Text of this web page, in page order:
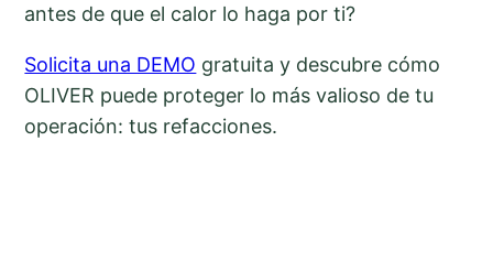
antes de que el calor lo haga por ti?
Solicita una DEMO gratuita y descubre cómo
OLIVER puede proteger lo más valioso de tu
operación: tus refacciones.